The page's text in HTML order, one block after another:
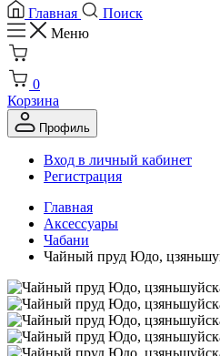
Главная
Поиск
Меню
0
Корзина
Профиль
Вход в личный кабинет
Регистрация
Главная
Аксессуары
Чабани
Чайный пруд Юдо,